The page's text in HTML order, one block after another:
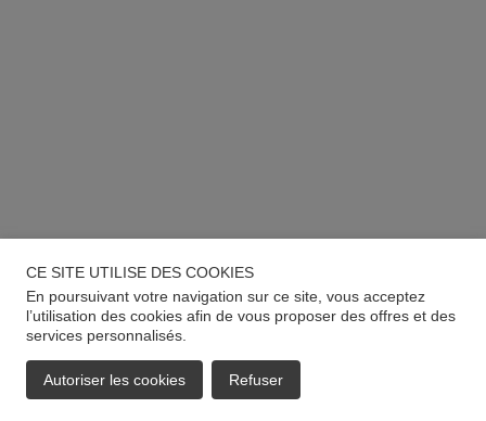
CE SITE UTILISE DES COOKIES
En poursuivant votre navigation sur ce site, vous acceptez
l’utilisation des cookies afin de vous proposer des offres et des
services personnalisés.
Autoriser les cookies Refuser